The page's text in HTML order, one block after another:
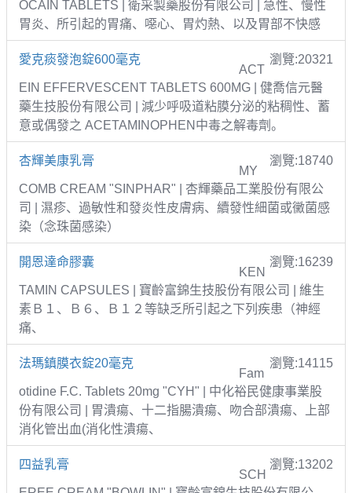
OCAIN TABLETS | 衛采製藥股份有限公司 | 急性、慢性
胃炎、所引起的胃痛、噁心、胃灼熱、以及胃部不快感
愛克痰發泡錠600毫克 瀏覽:20321
ACT
EIN EFFERVESCENT TABLETS 600MG | 健喬信元醫
藥生技股份有限公司 | 減少呼吸道粘膜分泌的粘稠性、蓄
意或偶發之 ACETAMINOPHEN中毒之解毒劑。
杏輝美康乳膏 瀏覽:18740
MY
COMB CREAM "SINPHAR" | 杏輝藥品工業股份有限公
司 | 濕疹、過敏性和發炎性皮膚病、續發性細菌或黴菌感
染（念珠菌感染）
開恩達命膠囊 瀏覽:16239
KEN
TAMIN CAPSULES | 寶齡富錦生技股份有限公司 | 維生
素Ｂ１、Ｂ６、Ｂ１２等缺乏所引起之下列疾患（神經
痛、
法瑪鎮膜衣錠20毫克 瀏覽:14115
Fam
otidine F.C. Tablets 20mg "CYH" | 中化裕民健康事業股
份有限公司 | 胃潰瘍、十二指腸潰瘍、吻合部潰瘍、上部
消化管出血(消化性潰瘍、
四益乳膏 瀏覽:13202
SCH